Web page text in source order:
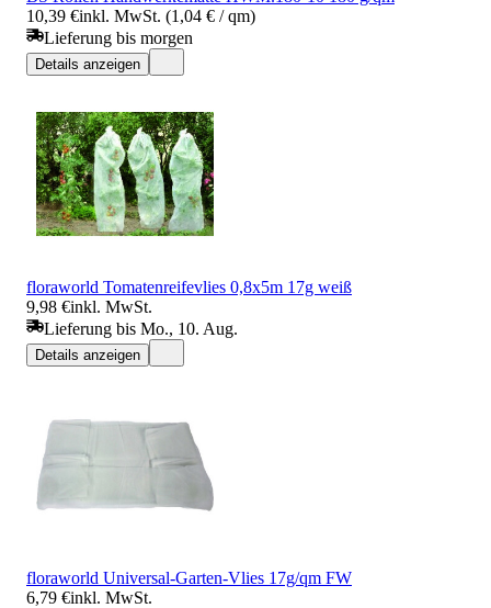
10,39 €inkl. MwSt. (1,04 € / qm)
Lieferung bis morgen
Details anzeigen
floraworld Tomatenreifevlies 0,8x5m 17g weiß
9,98 €inkl. MwSt.
Lieferung bis Mo., 10. Aug.
Details anzeigen
floraworld Universal-Garten-Vlies 17g/qm FW
6,79 €inkl. MwSt.